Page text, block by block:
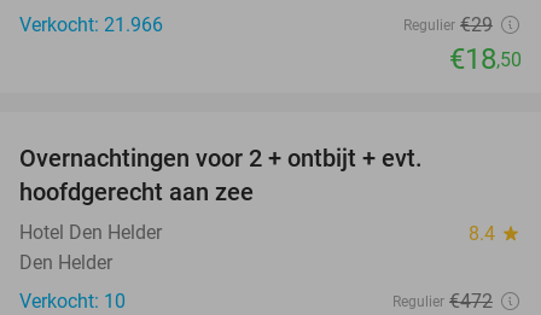
Verkocht: 21.966
Regulier €29
€18,50
Overnachtingen voor 2 + ontbijt + evt.
hoofdgerecht aan zee
Hotel Den Helder 8.4 star
Den Helder
Verkocht: 10
Regulier €472